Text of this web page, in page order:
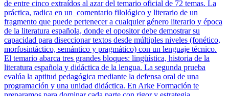
de entre cinco extraídos al azar del temario oficial de 72 temas. La
práctica, radica en un comentario filológico y literario de un
fragmento que puede pertenecer a cualquier género literario y época
de la literatura española, donde el opositor debe demostrar su
capacidad para diseccionar textos desde múltiples niveles (fonético,
morfosintáctico, semántico y pragmático) con un lenguaje técnico.
El temario abarca tres grandes bloques: lingüística, historia de la
literatura española y didáctica de la lengua. La segunda prueba
evalúa la aptitud pedagógica mediante la defensa oral de una
programación y una unidad didáctica. En Arke Formación te